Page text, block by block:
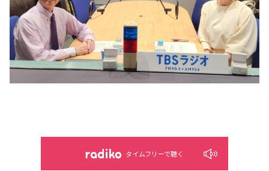
タイムフリーで聴く